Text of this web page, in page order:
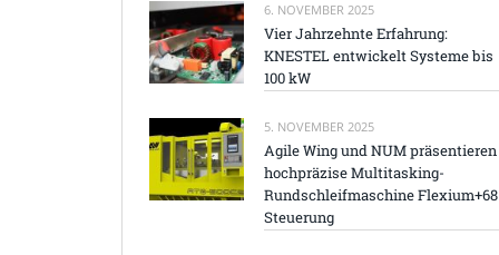
6. NOVEMBER 2025
Vier Jahrzehnte Erfahrung:
KNESTEL entwickelt Systeme bis
100 kW
5. NOVEMBER 2025
Agile Wing und NUM präsentieren
hochpräzise Multitasking-
Rundschleifmaschine Flexium+68
Steuerung